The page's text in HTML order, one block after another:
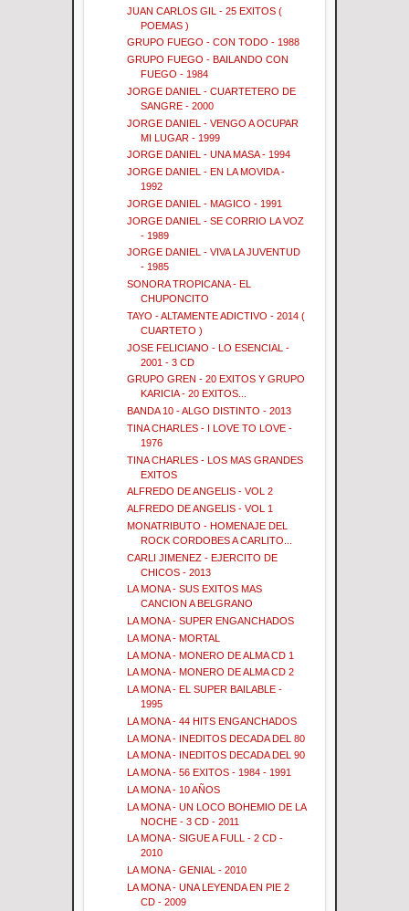
JUAN CARLOS GIL - 25 EXITOS (
POEMAS )
GRUPO FUEGO - CON TODO - 1988
GRUPO FUEGO - BAILANDO CON
FUEGO - 1984
JORGE DANIEL - CUARTETERO DE
SANGRE - 2000
JORGE DANIEL - VENGO A OCUPAR
MI LUGAR - 1999
JORGE DANIEL - UNA MASA - 1994
JORGE DANIEL - EN LA MOVIDA -
1992
JORGE DANIEL - MAGICO - 1991
JORGE DANIEL - SE CORRIO LA VOZ
- 1989
JORGE DANIEL - VIVA LA JUVENTUD
- 1985
SONORA TROPICANA - EL
CHUPONCITO
TAYO - ALTAMENTE ADICTIVO - 2014 (
CUARTETO )
JOSE FELICIANO - LO ESENCIAL -
2001 - 3 CD
GRUPO GREN - 20 EXITOS Y GRUPO
KARICIA - 20 EXITOS...
BANDA 10 - ALGO DISTINTO - 2013
TINA CHARLES - I LOVE TO LOVE -
1976
TINA CHARLES - LOS MAS GRANDES
EXITOS
ALFREDO DE ANGELIS - VOL 2
ALFREDO DE ANGELIS - VOL 1
MONATRIBUTO - HOMENAJE DEL
ROCK CORDOBES A CARLITO...
CARLI JIMENEZ - EJERCITO DE
CHICOS - 2013
LA MONA - SUS EXITOS MAS
CANCION A BELGRANO
LA MONA - SUPER ENGANCHADOS
LA MONA - MORTAL
LA MONA - MONERO DE ALMA CD 1
LA MONA - MONERO DE ALMA CD 2
LA MONA - EL SUPER BAILABLE -
1995
LA MONA - 44 HITS ENGANCHADOS
LA MONA - INEDITOS DECADA DEL 80
LA MONA - INEDITOS DECADA DEL 90
LA MONA - 56 EXITOS - 1984 - 1991
LA MONA - 10 AÑOS
LA MONA - UN LOCO BOHEMIO DE LA
NOCHE - 3 CD - 2011
LA MONA - SIGUE A FULL - 2 CD -
2010
LA MONA - GENIAL - 2010
LA MONA - UNA LEYENDA EN PIE 2
CD - 2009